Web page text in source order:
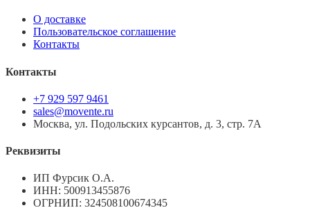
О доставке
Пользовательское соглашение
Контакты
Контакты
+7 929 597 9461
sales@movente.ru
Москва, ул. Подольских курсантов, д. 3, стр. 7А
Реквизиты
ИП Фурсик О.А.
ИНН: 500913455876
ОГРНИП: 324508100674345